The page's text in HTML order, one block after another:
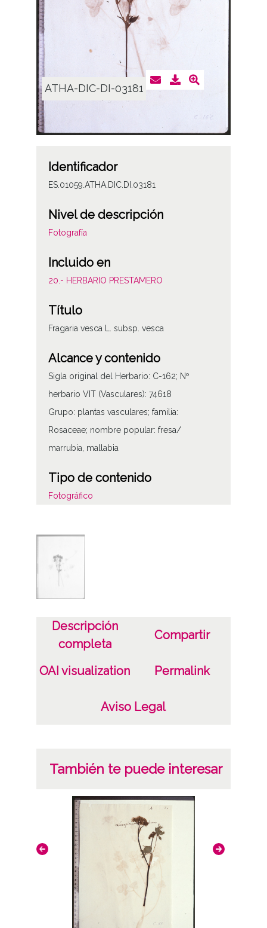
ATHA-DIC-DI-03181
Identificador
ES.01059.ATHA.DIC.DI.03181
Nivel de descripción
Fotografía
Incluido en
20.- HERBARIO PRESTAMERO
Título
Fragaria vesca L. subsp. vesca
Alcance y contenido
Sigla original del Herbario: C-162; Nº
herbario VIT (Vasculares): 74618
Grupo: plantas vasculares; familia:
Rosaceae; nombre popular: fresa/
marrubia, mallabia
Tipo de contenido
Fotográfico
Licencia de las imágenes
Descripción
completa
Compartir
OAI visualization Permalink
Aviso Legal
También te puede interesar